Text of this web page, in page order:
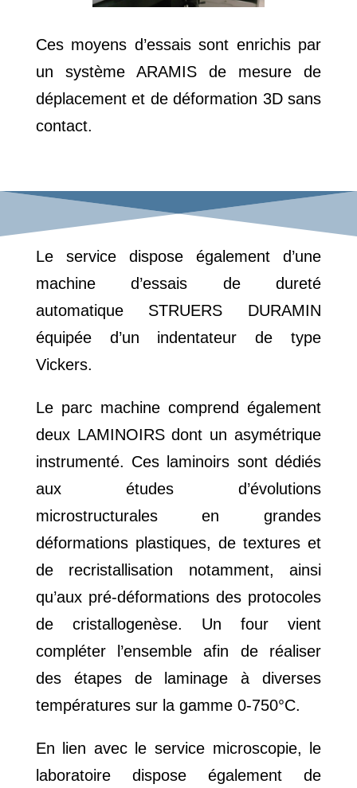
Ces moyens d’essais sont enrichis par
un système ARAMIS de mesure de
déplacement et de déformation 3D sans
contact.
Le service dispose également d’une
machine d’essais de dureté
automatique STRUERS DURAMIN
équipée d’un indentateur de type
Vickers.
Le parc machine comprend également
deux LAMINOIRS dont un asymétrique
instrumenté. Ces laminoirs sont dédiés
aux études d’évolutions
microstructurales en grandes
déformations plastiques, de textures et
de recristallisation notamment, ainsi
qu’aux pré-déformations des protocoles
de cristallogenèse. Un four vient
compléter l’ensemble afin de réaliser
des étapes de laminage à diverses
températures sur la gamme 0-750°C.
En lien avec le service microscopie, le
laboratoire dispose également de